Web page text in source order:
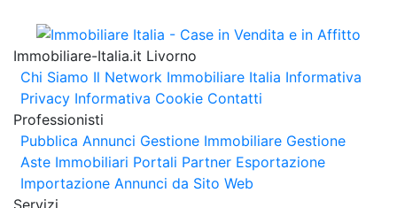
Immobiliare-Italia.it Livorno
Chi Siamo Il Network Immobiliare Italia Informativa
Privacy Informativa Cookie Contatti
Professionisti
Pubblica Annunci Gestione Immobiliare Gestione
Aste Immobiliari Portali Partner Esportazione
Importazione Annunci da Sito Web
Servizi